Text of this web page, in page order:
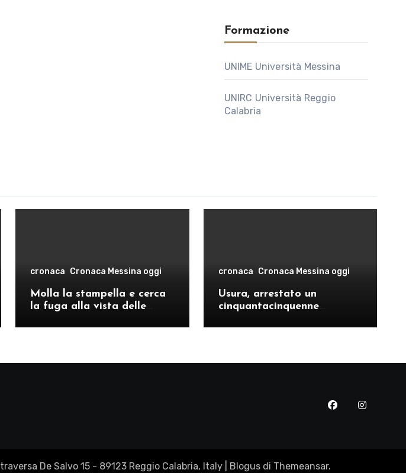
Formazione
UNIME Università Messina
UNIRC Università Reggio
Calabria
cronaca Cronaca Messina oggi
Molla la stampella e cerca
la fuga alla vista delle
Re
cronaca Cronaca Messina oggi
Usura, arrestato un
cinquantacinquenne
De Salvo 15 - 89123 Reggio Calabria, Italy Blogus di Themeansar.